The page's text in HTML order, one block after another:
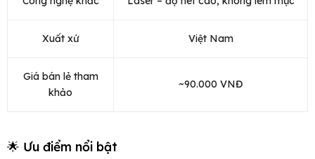
Xuất xứ Việt Nam
Giá bán lẻ tham
khảo
~90.000 VNĐ
🌟 Ưu điểm nổi bật